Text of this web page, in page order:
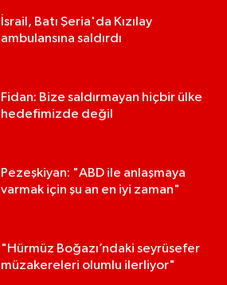
İsrail, Batı Şeria'da Kızılay
ambulansına saldırdı
Fidan: Bize saldırmayan hiçbir ülke
hedefimizde değil
Pezeşkiyan: "ABD ile anlaşmaya
varmak için şu an en iyi zaman"
"Hürmüz Boğazı’ndaki seyrüsefer
müzakereleri olumlu ilerliyor"